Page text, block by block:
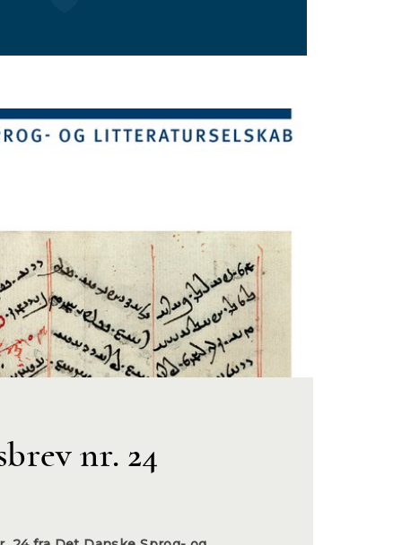
nr. 24